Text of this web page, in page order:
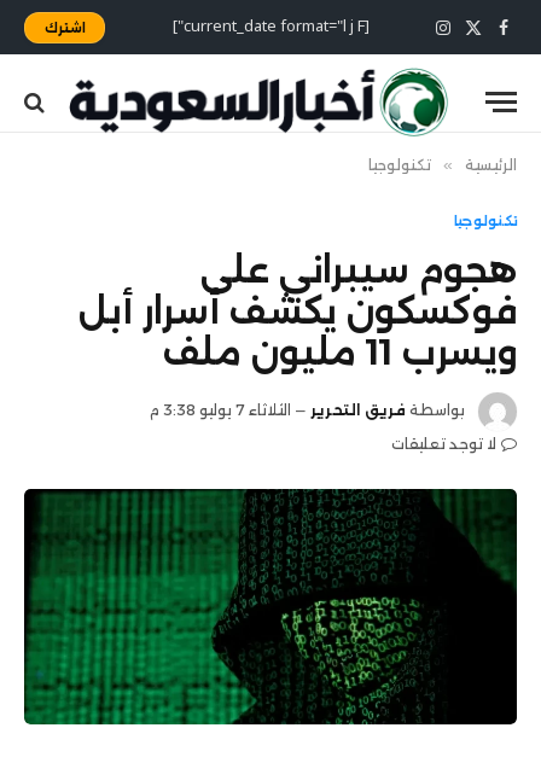
فيسبوك
X
(Twitter)
الانستغرام [current_date format="l j F"] اشترك
الرئيسية » تكنولوجيا
تكنولوجيا
هجوم سيبراني على
فوكسكون يكشف أسرار أبل
ويسرب 11 مليون ملف
بواسطة فريق التحرير
الثلاثاء 7 يوليو 3:38 م
لا توجد تعليقات